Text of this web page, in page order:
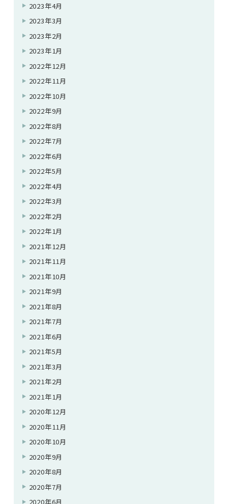
2023年4月
2023年3月
2023年2月
2023年1月
2022年12月
2022年11月
2022年10月
2022年9月
2022年8月
2022年7月
2022年6月
2022年5月
2022年4月
2022年3月
2022年2月
2022年1月
2021年12月
2021年11月
2021年10月
2021年9月
2021年8月
2021年7月
2021年6月
2021年5月
2021年3月
2021年2月
2021年1月
2020年12月
2020年11月
2020年10月
2020年9月
2020年8月
2020年7月
2020年6月